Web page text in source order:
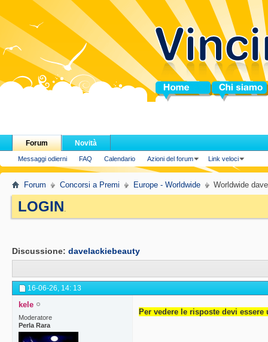
Home Chi siamo
Forum
Messaggi odierni FAQ Calendario Azioni del forum Link veloci
Novità
Forum Concorsi a Premi Europe - Worldwide Worldwide
LOGIN.
Discussione: davelackiebeauty
16-06-26, 14: 13
kele
Moderatore
Perla Rara
Per vedere le risposte devi